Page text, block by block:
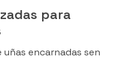
para
encarnadas sen